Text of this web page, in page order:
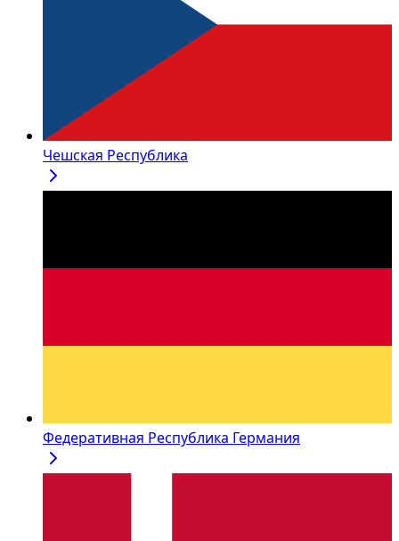
Чешская Республика
Федеративная Республика Германия